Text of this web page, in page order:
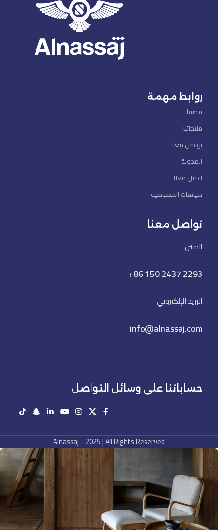
روابط مهمة
قصتنا
منتجاتنا
تواصل معنا
المدونة
اعمل معنا
سياسات الخصوصية
تواصل معنا
الصين
+86 150 2437 2293
البريد الإلكتروني
info@alnassaj.com
حساباتنا على وسائل التواصل
Alnassaj - 2025 | All Rights Reserved